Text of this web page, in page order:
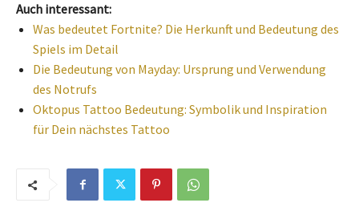
Auch interessant:
Was bedeutet Fortnite? Die Herkunft und Bedeutung des
Spiels im Detail
Die Bedeutung von Mayday: Ursprung und Verwendung
des Notrufs
Oktopus Tattoo Bedeutung: Symbolik und Inspiration
für Dein nächstes Tattoo